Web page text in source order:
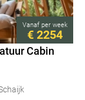
Vanaf per week
€ 2254
Cabin